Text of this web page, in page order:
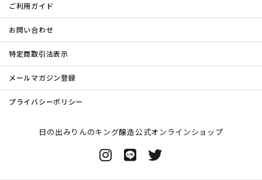
ご利用ガイド
お問い合わせ
特定商取引法表示
メールマガジン登録
プライバシーポリシー
日の出みりんのキング醸造公式オンラインショップ